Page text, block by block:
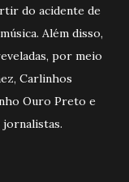
do acidente de
Além disso,
por meio
Carlinhos
Ouro Preto e